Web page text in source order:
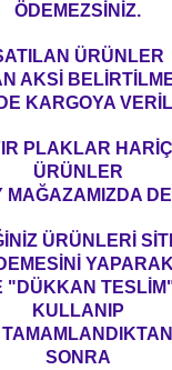
ÖDEMEZSİNİZ.
ÜRÜNLER
AKSİ
KARGOYA
PLAKLAR
ÜRÜNLER
MAĞAZAMIZDA
ÜRÜNLERİ
YAPARAK
"DÜKKAN
KULLANIP
SONRA